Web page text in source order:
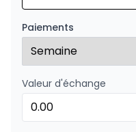
0.00 $ d'acompte •
Paiements
Valeur d'échange